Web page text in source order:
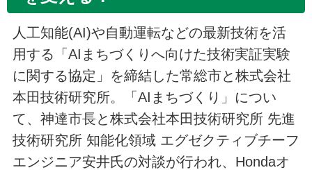
人工知能(AI)や自動運転などの最新技術を活
用する「AIまちづくりへ向けた技術実証実験
に関する協定」を締結した常総市と株式会社
本田技術研究所。「AIまちづくり」につい
て、神達市長と株式会社本田技術研究所 先進
技術研究所 知能化領域 エグゼクティブチーフ
エンジニア安井氏の対談が行われ、Hondaオ